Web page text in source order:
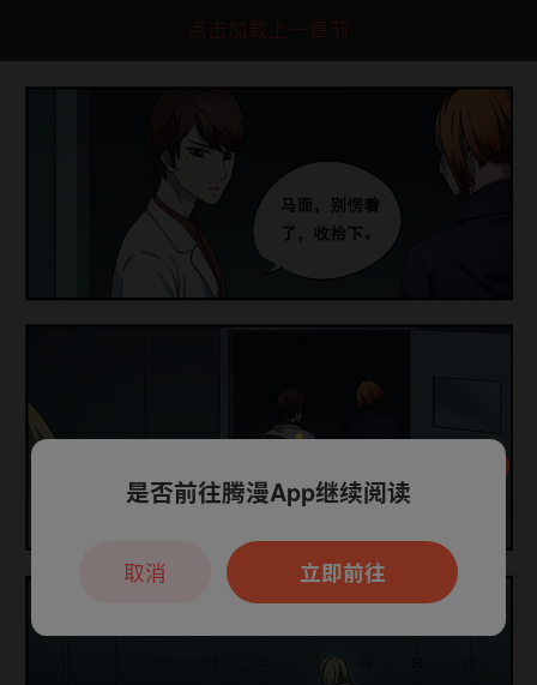
点击加载上一章节
本章节仅支持App阅读，可打开App新用
户7天免费看
是否前往腾漫App继续阅读
立即前往
取消